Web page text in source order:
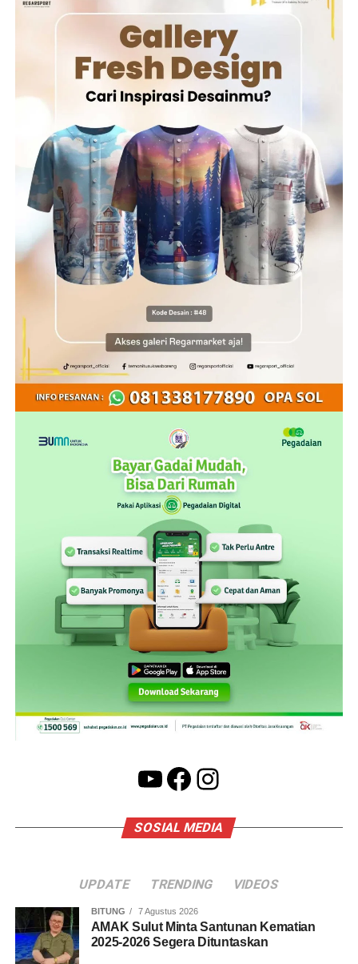
YouTube
Facebook
Instagram
SOSIAL MEDIA
UPDATE TRENDING VIDEOS
BITUNG 7 Agustus 2026
AMAK Sulut Minta Santunan Kematian
2025-2026 Segera Dituntaskan